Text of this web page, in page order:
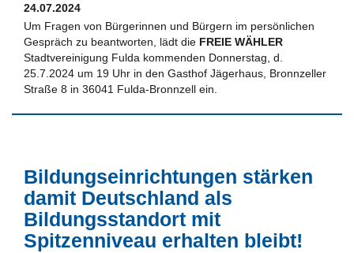
24.07.2024
Um Fragen von Bürgerinnen und Bürgern im persönlichen
Gespräch zu beantworten, lädt die FREIE WÄHLER
Stadtvereinigung Fulda kommenden Donnerstag, d.
25.7.2024 um 19 Uhr in den Gasthof Jägerhaus, Bronnzeller
Straße 8 in 36041 Fulda-Bronnzell ein.
Bildungseinrichtungen stärken
damit Deutschland als
Bildungsstandort mit
Spitzenniveau erhalten bleibt!